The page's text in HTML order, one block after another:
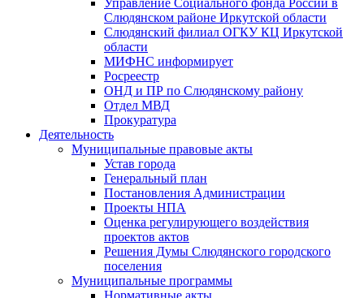
Управление Социального фонда России в
Слюдянском районе Иркутской области
Слюдянский филиал ОГКУ КЦ Иркутской
области
МИФНС информирует
Росреестр
ОНД и ПР по Слюдянскому району
Отдел МВД
Прокуратура
Деятельность
Муниципальные правовые акты
Устав города
Генеральный план
Постановления Администрации
Проекты НПА
Оценка регулирующего воздействия
проектов актов
Решения Думы Слюдянского городского
поселения
Муниципальные программы